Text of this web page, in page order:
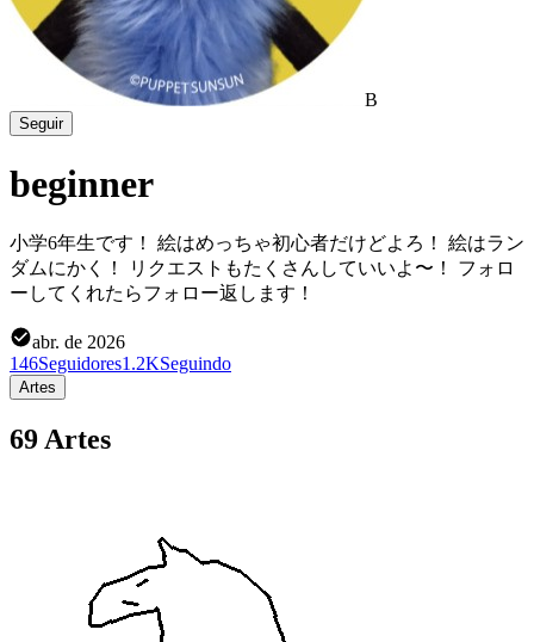
B
Seguir
beginner
小学6年生です！ 絵はめっちゃ初心者だけどよろ！ 絵はラン
ダムにかく！ リクエストもたくさんしていいよ〜！ フォロ
ーしてくれたらフォロー返します！
abr. de 2026
146Seguidores1.2KSeguindo
Artes
69 Artes